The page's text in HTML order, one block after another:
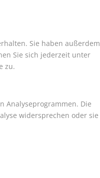
Sie haben außerdem
Sie sich jederzeit unter
zu.
Analyseprogrammen. Die
widersprechen oder sie